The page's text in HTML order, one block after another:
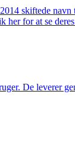
skiftede
her for at se
De leverer